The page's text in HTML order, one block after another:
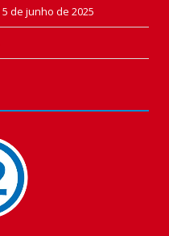
5 de junho de 2025